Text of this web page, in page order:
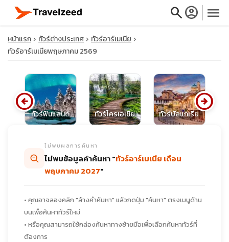
searchaccount_circle menu
close
travel_explore
search
หน้าแรก ทัวร์ต่างประเทศ
ทัวร์อาร์เมเนีย
ทัวร์อาร์เมเนียพฤษภาคม 2569
ทัวร์ฟินแลนด์ ทัวร์โครเอเชีย ทัวร์บัลแกเรีย
arrow_circle_left arrow_circle_right
ไม่พบผลการค้นหา
ไม่พบข้อมูลคำค้นหา "ทัวร์อาร์เมเนีย เดือน
พฤษภาคม 2027"
• คุณอาจลองคลิก "ล้างคำค้นหา" แล้วกดปุ่ม "ค้นหา" ตรงเมนูด้าน
บนเพื่อค้นหาทัวร์ใหม่
• หรือคุณสามารถใช้กล่องค้นหาทางซ้ายมือเพื่อเลือกค้นหาทัวร์ที่
ต้องการ